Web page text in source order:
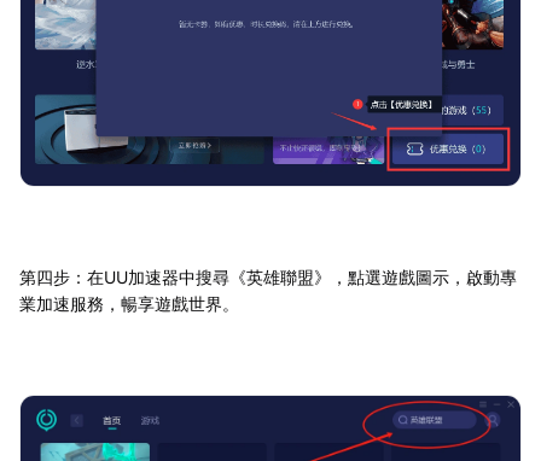
第四步：在UU加速器中搜尋《英雄聯盟》，點選遊戲圖示，啟動專
業加速服務，暢享遊戲世界。